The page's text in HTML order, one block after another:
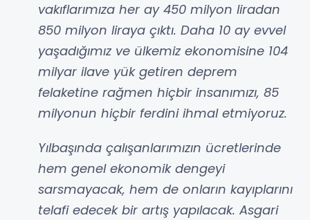
vakıflarımıza her ay 450 milyon liradan
850 milyon liraya çıktı. Daha 10 ay evvel
yaşadığımız ve ülkemiz ekonomisine 104
milyar ilave yük getiren deprem
felaketine rağmen hiçbir insanımızı, 85
milyonun hiçbir ferdini ihmal etmiyoruz.
Yılbaşında çalışanlarımızın ücretlerinde
hem genel ekonomik dengeyi
sarsmayacak, hem de onların kayıplarını
telafi edecek bir artış yapılacak. Asgari